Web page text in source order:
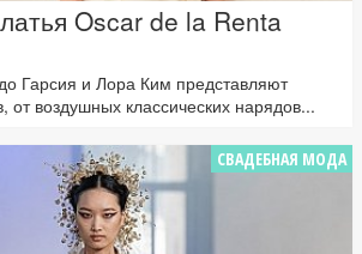
Oscar de la Renta
Гарсия и Лора Ким представляют
от воздушных классических нарядов...
СВАДЕБНАЯ МОДА